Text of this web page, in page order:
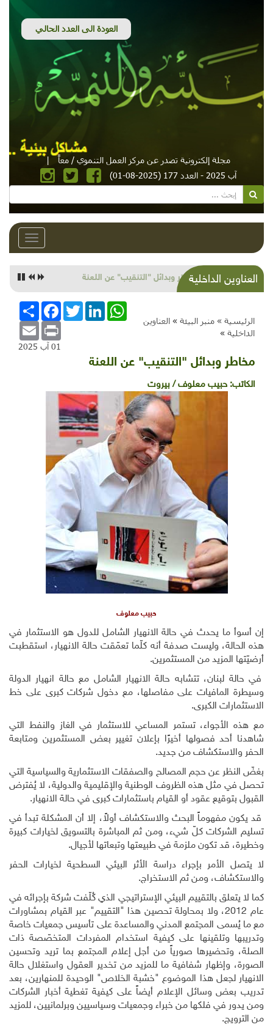
مجلة إلكترونية تصدر عن مركز العمل التنموي / معاً
|
آب 2025 - العدد 177 (2025-08-01)
Toggle
العناوين الداخليةمخاطر وبدائل "التنقيب" عن اللعنة
الرئيسية » منبر البيئة » العناوين
الداخلية »
انشر
FacebookTwitterLinkedInWhatsApp
Email Print
01 آب 2025
مخاطر وبدائل "التنقيب" عن اللعنة
الكاتب: حبيب معلوف / بيروت
حبيب معلوف
إن أسوأ ما يحدث في حالة الانهيار الشامل للدول هو الاستثمار في
هذه الحالة، وليست صدفة أنه كلّما تعمّقت حالة الانهيار، استقطبت
أرضيّتها المزيد من المستثمرين.
في حالة لبنان، تتشابه حالة الانهيار الشامل مع حالة انهيار الدولة
وسيطرة المافيات على مفاصلها، مع دخول شركات كبرى على خط
الاستثمارات الكبرى.
مع هذه الأجواء، تستمر المساعي للاستثمار في الغاز والنفط التي
شاهدنا أحد فصولها أخيرًا بإعلان تغيير بعض المستثمرين ومتابعة
الحفر والاستكشاف من جديد.
بغضّ النظر عن حجم المصالح والصفقات الاستثمارية والسياسية التي
تحصل في مثل هذه الظروف الوطنية والإقليمية والدولية، لا يُفترض
القبول بتوقيع عقود أو القيام باستثمارات كبرى في حالة الانهيار.
قد يكون مفهوماً البحث والاستكشاف أولاً، إلا أن المشكلة تبدأ في
تسليم الشركات كلّ شيء، ومن ثم المباشرة بالتسويق لخيارات كبيرة
وخطيرة، قد تكون ملزمة في طبيعتها وتبعاتها لأجيال.
لا يتصل الأمر بإجراء دراسة الأثر البيئي السطحية لخيارات الحفر
والاستكشاف، ومن ثم الاستخراج.
كما لا يتعلق بالتقييم البيئي الإستراتيجي الذي كُلّفت شركة بإجرائه في
عام 2012، ولا بمحاولة تحصين هذا "التقييم" عبر القيام بمشاورات
مع ما يُسمى المجتمع المدني والمساعدة على تأسيس جمعيات خاصة
وتدريبها وتلقينها على كيفية استخدام المفردات المتخصّصة ذات
الصلة، وتحضيرها صورياً من أجل إعلام المجتمع بما تريد وتحسين
الصورة، وإظهار شفافية ما للمزيد من تخدير العقول واستغلال حالة
الانهيار لجعل هذا الموضوع "خشبة الخلاص" الوحيدة للمنهارين، بعد
تدريب بعض وسائل الإعلام أيضاً على كيفية تغطية أخبار الشركات
ومن يدور في فلكها من خبراء وجمعيات وسياسيين وبرلمانيين، للمزيد
من الترويج.